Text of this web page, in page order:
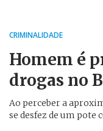
CRIMINALIDADE
Homem é
drogas no
Ao perceber a
se desfez de um pote